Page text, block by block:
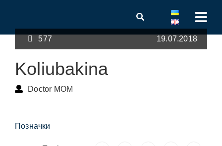
577 19.07.2018
Koliubakina
Doctor MOM
Позначки